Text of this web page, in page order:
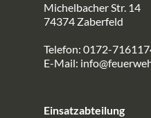
Michelbacher Str. 14
74374 Zaberfeld
Telefon: 0172-
E-Mail:
Einsatzabteilung